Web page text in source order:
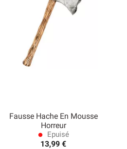
Fausse Hache En Mousse
Horreur
lens Epuisé
13,99 €